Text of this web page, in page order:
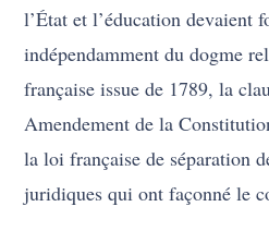
l’État et l’éducation devaient
indépendamment du dogme
française issue de 1789, la
Amendement de la
la loi française de séparation
juridiques qui ont façonné le